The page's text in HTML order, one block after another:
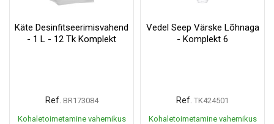
Käte Desinfitseerimisvahend
- 1 L - 12 Tk Komplekt
Ref. BR173084
Kohaletoimetamine vahemikus
Vedel Seep Värske Lõhnaga
- Komplekt 6
Ref. TK424501
Kohaletoimetamine vahemikus